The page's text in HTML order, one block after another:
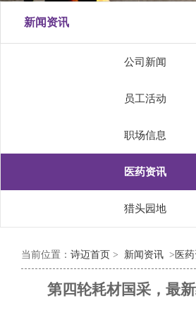
新闻资讯
公司新闻
员工活动
职场信息
医药资讯
猎头园地
当前位置： 诗迈首页 > 新闻资讯 > 医
第四轮耗材国采，最